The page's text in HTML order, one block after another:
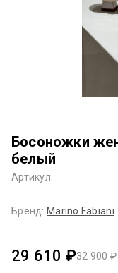
Босоножки
белый
Артикул:
Бренд: Marino Fabiani
32 900 ₽
29 610 ₽